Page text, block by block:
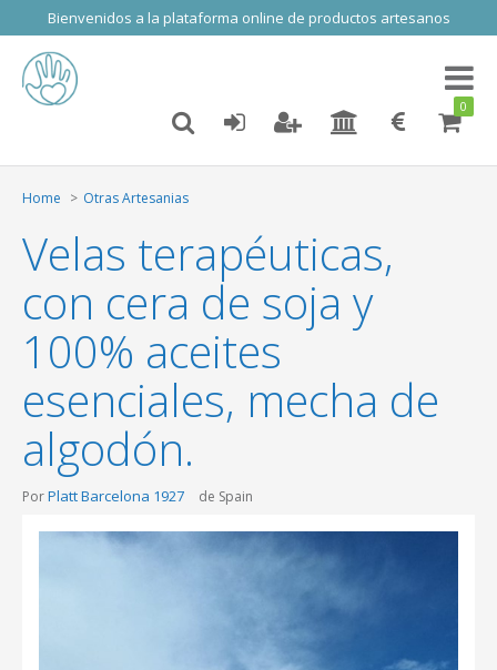
Bienvenidos a la plataforma online de productos artesanos
Toggle
0
Home Otras Artesanias
Velas terapéuticas,
con cera de soja y
100% aceites
esenciales, mecha de
algodón.
PorPlatt Barcelona 1927 de Spain